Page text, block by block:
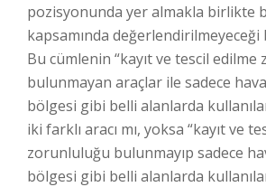
pozisyonunda yer almakla birlikte
kapsamında
Bu cümlenin “kayıt ve tescil
bulunmayan araçlar ile sadece
bölgesi gibi belli alanlarda
iki farklı aracı mı, yoksa “kayıt ve
zorunluluğu bulunmayıp sadece
bölgesi gibi belli alanlarda